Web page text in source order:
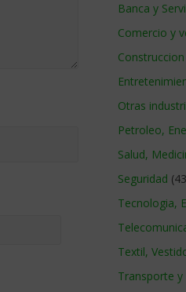
Banca y
Comercio y
Otras
Petroleo,
Salud,
Seguridad
Tecnologia,
Textil,
Transporte y